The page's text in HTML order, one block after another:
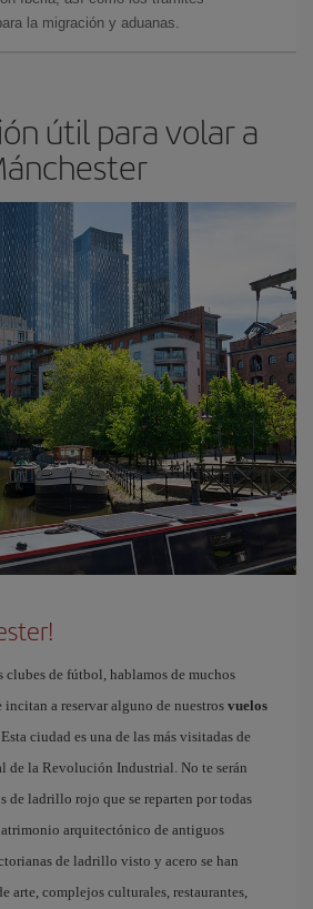
la migración y aduanas.
útil para volar a
clubes de fútbol, hablamos de muchos
a reservar alguno de nuestros vuelos
Esta ciudad es una de las más visitadas de
de la Revolución Industrial. No te serán
de ladrillo rojo que se reparten por todas
arquitectónico de antiguos
de ladrillo visto y acero se han
arte, complejos culturales, restaurantes,